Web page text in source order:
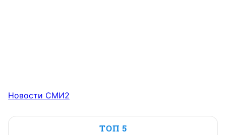
Новости СМИ2
ТОП 5